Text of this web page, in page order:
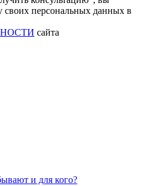
своих персональных данных в
сайта
и для кого?